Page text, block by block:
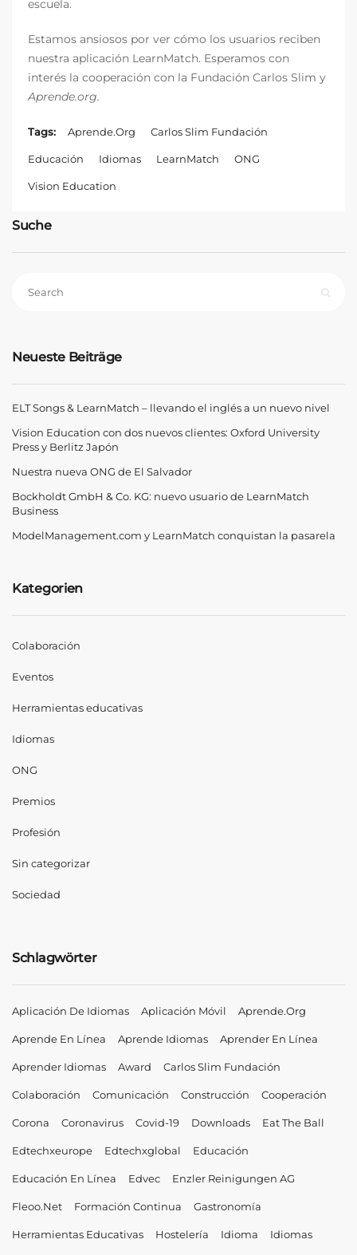
escuela.
Estamos ansiosos por ver cómo los usuarios reciben
nuestra aplicación LearnMatch. Esperamos con
interés la cooperación con la Fundación Carlos Slim y
Aprende.org.
Tags: Aprende.org Carlos Slim Fundación
Educación Idiomas LearnMatch ONG
Vision Education
Suche
Neueste Beiträge
ELT Songs & LearnMatch – llevando el inglés a un nuevo nivel
Vision Education con dos nuevos clientes: Oxford University
Press y Berlitz Japón
Nuestra nueva ONG de El Salvador
Bockholdt GmbH & Co. KG: nuevo usuario de LearnMatch
Business
ModelManagement.com y LearnMatch conquistan la pasarela
Kategorien
Colaboración
Eventos
Herramientas educativas
Idiomas
ONG
Premios
Profesión
Sin categorizar
Sociedad
Schlagwörter
Aplicación De Idiomas Aplicación Móvil Aprende.org
Aprende En Línea Aprende Idiomas Aprender En Línea
Aprender Idiomas Award Carlos Slim Fundación
Colaboración Comunicación Construcción Cooperación
Corona Coronavirus Covid-19 Downloads Eat The Ball
Edtechxeurope Edtechxglobal Educación
Educación En Línea Edvec Enzler Reinigungen AG
Fleoo.net Formación Continua Gastronomía
Herramientas Educativas Hostelería Idioma Idiomas